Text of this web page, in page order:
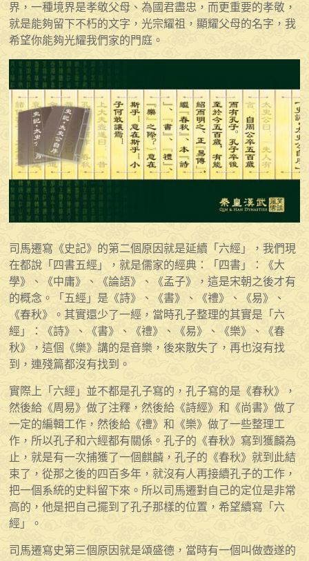
界，一種境界是孝敬父母、為國君盡忠，而更重要的孝敬，
就是能夠留下不朽的文字，光宗耀祖，顯耀父母的名字，我
希望你能夠光耀我們家的門庭。
司馬遷寫《史記》的第二個原因就是延續「六經」，我們現
在都說「四書五經」，就是儒家的經典：「四書」：《大
學》、《中庸》、《論語》、《孟子》，這是宋朝之後才有
的概念。「五經」是《詩》、《書》、《禮》、《易》、
《春秋》。其實還少了一經，當時孔子整理的其實是「六
經」：《詩》、《書》、《禮》、《易》、《樂》、《春
秋》，這個《樂》講的是音樂，後來散失了，再也沒有找
到，連殘篇都沒有找到。
實際上「六經」並不都是孔子寫的，孔子寫的是《春秋》，
然後給《周易》做了注釋，然後給《詩經》和《尚書》做了
一定的編輯工作，然後給《禮》和《樂》做了一些整理工
作，所以孔子和六經都有關係。孔子的《春秋》寫到獲麟為
止，就是有一次捕獲了一個麒麟，孔子的《春秋》就到此結
束了，從那之後的四百多年，就沒有人再接續孔子的工作，
把一個系統的史料留下來。所以司馬遷對自己的定位是非常
高的，他是把自己擺到了孔子那樣的位置，希望續寫「六
經」。
司馬遷寫史第三個原因就是頌盛德，當時有一個叫做壺遂的